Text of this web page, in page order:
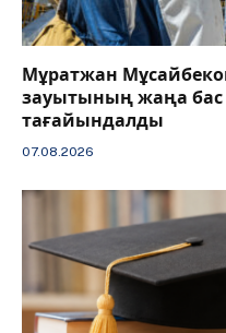
Мұратжан
зауытының жаңа
тағайындалды
07.08.2026